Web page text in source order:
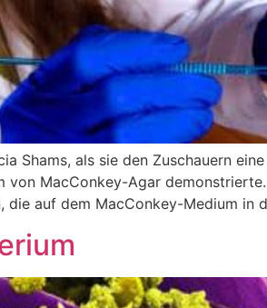
Shams, als sie den Zuschauern
von MacConkey-Agar
die auf dem MacConkey-Medium in